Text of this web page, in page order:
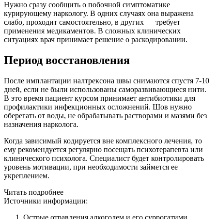
Нужно сразу сообщить о побочной симптоматике
курирующему наркологу. В одних случаях она выражена
слабо, проходит самостоятельно, в других — требует
применения медикаментов. В сложных клинических
ситуациях врач принимает решение о раскодировании.
Период восстановления
После имплантации налтрексона швы снимаются спустя 7-10
дней, если не были использованы саморазвивающиеся нити.
В это время пациент курсом принимает антибиотики для
профилактики инфекционных осложнений. Шов нужно
оберегать от воды, не обрабатывать растворами и мазями без
назначения нарколога.
Когда зависимый кодируется вне комплексного лечения, то
ему рекомендуется регулярно посещать психотерапевта или
клинического психолога. Специалист будет контролировать
уровень мотивации, при необходимости займется ее
укреплением.
Читать подробнее
Источники информации: